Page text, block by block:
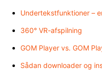
Undertekstfunktioner –
360° VR-afspilning
GOM Player vs. GOM
Sådan downloader og